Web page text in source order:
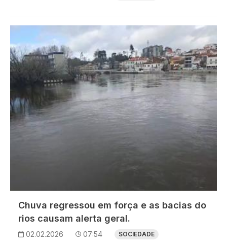
Chuva regressou em força e as bacias do
rios causam alerta geral.
02.02.2026 07:54 SOCIEDADE